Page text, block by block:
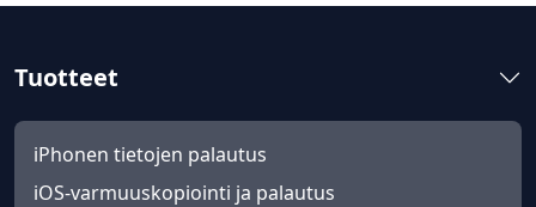
Tuotteet
iPhonen tietojen palautus
iOS-varmuuskopiointi ja palautus